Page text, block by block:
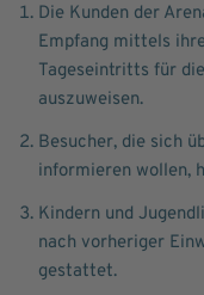
Die Kunden der
Empfang mittels
Tageseintritts für
auszuweisen.
Besucher, die sich
informieren wollen,
Kindern und
nach vorheriger
gestattet.